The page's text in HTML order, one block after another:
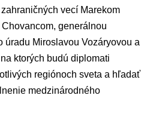
vecí Marekom
, generálnou
úradu Miroslavou Vozáryovou a
ktorých budú diplomati
regiónoch sveta a hľadať
medzinárodného